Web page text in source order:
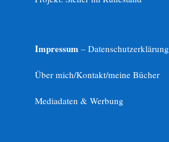
Impressum – Datenschutzerklärung
Über mich/Kontakt/meine Bücher
Mediadaten & Werbung